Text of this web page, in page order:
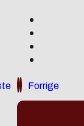
Forrige